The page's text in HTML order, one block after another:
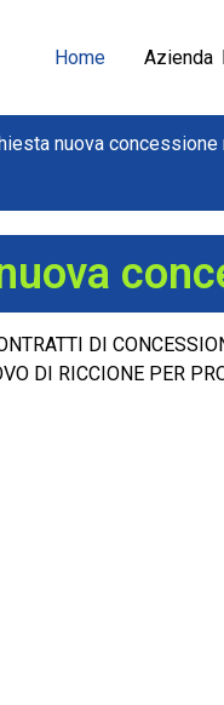
Home Azienda
nuova
DI
DI RICCIONE PER